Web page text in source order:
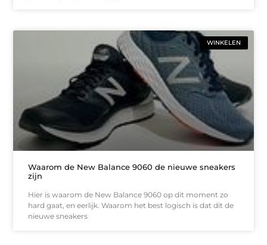
WINKELEN
Waarom de New Balance 9060 de nieuwe sneakers
zijn
Hier is waarom de New Balance 9060 op dit moment zo
hard gaat, en eerlijk. Waarom het best logisch is dat dit de
nieuwe sneakers